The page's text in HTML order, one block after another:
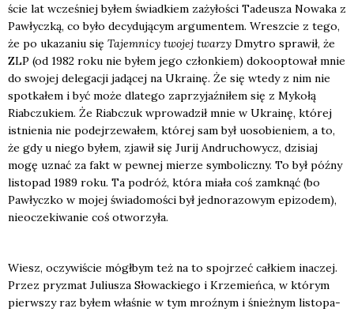
ście lat wcze­śniej byłem świad­kiem zaży­ło­ści Tade­usza Nowa­ka z
Paw­łycz­ką, co było decy­du­ją­cym argu­men­tem. Wresz­cie z tego,
że po uka­za­niu się Tajem­ni­cy two­jej twa­rzy Dmy­tro spra­wił, że
ZLP (od 1982 roku nie byłem jego człon­kiem) doko­op­to­wał mnie
do swo­jej dele­ga­cji jadą­cej na Ukra­inę. Że się wte­dy z nim nie
spo­tka­łem i być może dla­te­go zaprzy­jaź­ni­łem się z Myko­łą
Riab­czu­kiem. Że Riab­czuk wpro­wa­dził mnie w Ukra­inę, któ­rej
ist­nie­nia nie podej­rze­wa­łem, któ­rej sam był uoso­bie­niem, a to,
że gdy u nie­go byłem, zja­wił się Jurij Andru­cho­wycz, dzi­siaj
mogę uznać za fakt w pew­nej mie­rze sym­bo­licz­ny. To był póź­ny
listo­pad 1989 roku. Ta podróż, któ­ra mia­ła coś zamknąć (bo
Paw­łycz­ko w mojej świa­do­mo­ści był jed­no­ra­zo­wym epi­zo­dem),
nie­ocze­ki­wa­nie coś otwo­rzy­ła.
Wiesz, oczy­wi­ście mógł­bym też na to spoj­rzeć cał­kiem ina­czej.
Przez pry­zmat Juliu­sza Sło­wac­kie­go i Krze­mień­ca, w któ­rym
pierw­szy raz byłem wła­śnie w tym mroź­nym i śnież­nym listo­pa­